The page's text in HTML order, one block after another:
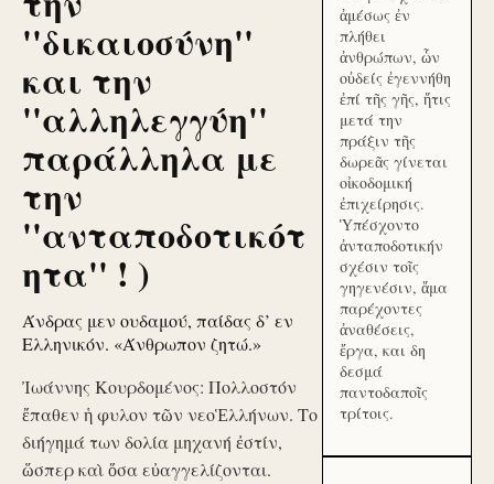
''δικαιοσύνη''
και την
''αλληλεγγύη''
παράλληλα με
την
''ανταποδοτικότ
ητα'' ! )
Άνδρας μεν ουδαμού, παίδας δ’ εν
Ελληνικόν. «Άνθρωπον ζητώ.»
Ἰωάννης Κουρδομένος: Πολλοστόν
ἔπαθεν ἡ φυλον τῶν νεοἙλλήνων. Το
διήγημά των δολία μηχανή ἐστίν,
ὥσπερ καὶ ὅσα εὐαγγελίζονται.
ἀμέσως ἐν
πλήθει
ἀνθρώπων, ὧν
οὐδείς ἐγεννήθη
ἐπί τῆς γῆς, ἥτις
μετά την
πράξιν τῆς
δωρεᾶς γίνεται
οἰκοδομική
ἐπιχείρησις.
Ὑπέσχοντο
ἀνταποδοτικήν
σχέσιν τοῖς
γηγενέσιν, ἅμα
παρέχοντες
ἀναθέσεις,
ἔργα, και δη
δεσμά
παντοδαποῖς
τρίτοις.